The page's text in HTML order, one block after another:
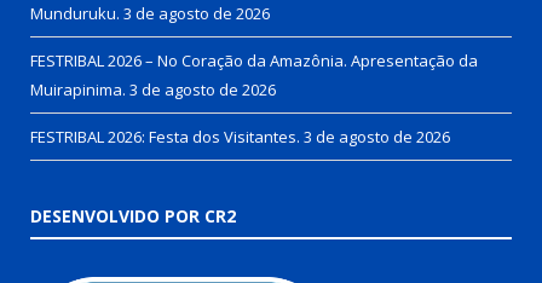
Munduruku. 3 de agosto de 2026
FESTRIBAL 2026 – No Coração da Amazônia. Apresentação da
Muirapinima. 3 de agosto de 2026
FESTRIBAL 2026: Festa dos Visitantes. 3 de agosto de 2026
DESENVOLVIDO POR CR2